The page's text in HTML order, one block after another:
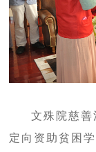
文殊院慈
定向资助贫困